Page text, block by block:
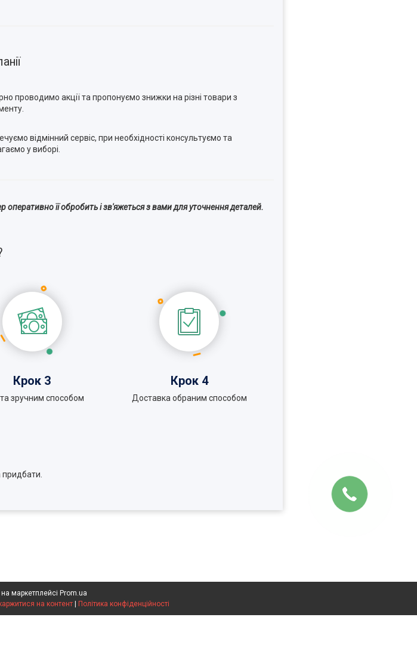
проводимо акції та пропонуємо знижки на різні товари з
відмінний сервіс, при необхідності консультуємо та
у виборі.
її обробить і зв'яжеться з вами для уточнення деталей.
Крок 3
зручним способом
Крок 4
Доставка обраним способом
маркетплейсі Prom.ua
на контент Політика конфіденційності